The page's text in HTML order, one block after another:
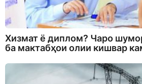
Хизмат ё диплом? Чаро
ба мактабҳои олии кишвар